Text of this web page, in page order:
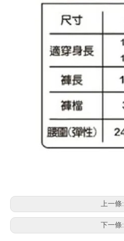
上一條:
下一條: